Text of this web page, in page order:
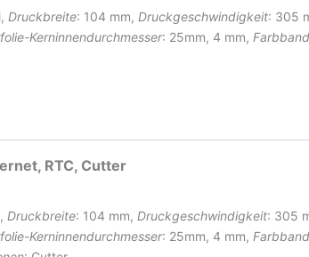
Druckbreite: 104 mm, Druckgeschwindigkeit: 305
Kerninnendurchmesser: 25mm, 4 mm,
RTC, Cutter
Druckbreite: 104 mm, Druckgeschwindigkeit: 305
Kerninnendurchmesser: 25mm, 4 mm,